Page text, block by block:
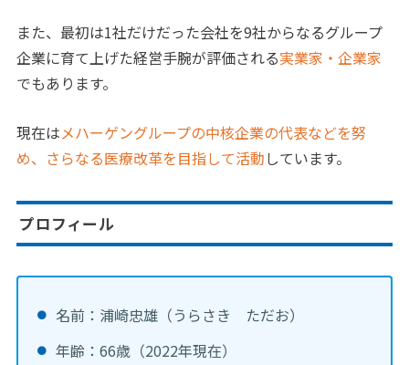
また、最初は1社だけだった会社を9社からなるグループ
企業に育て上げた経営手腕が評価される実業家・企業家
でもあります。
現在はメハーゲングループの中核企業の代表などを努
め、さらなる医療改革を目指して活動 しています。
プロフィール
名前：浦崎忠雄（うらさき ただお）
年齢：66歳（2022年現在）